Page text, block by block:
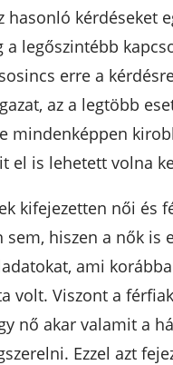
hasonló kérdéseket
a legőszintébb
erre a
az a legtöbb
mindenképpen
el is lehetett volna
kifejezetten női és
hiszen a nők is
ami
volt. Viszont a
nő akar valamit a
Ezzel azt